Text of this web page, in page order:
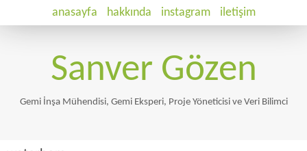
anasayfa hakkında instagram iletişim
Sanver Gözen
Gemi İnşa Mühendisi, Gemi Eksperi, Proje Yöneticisi ve Veri Bilimci